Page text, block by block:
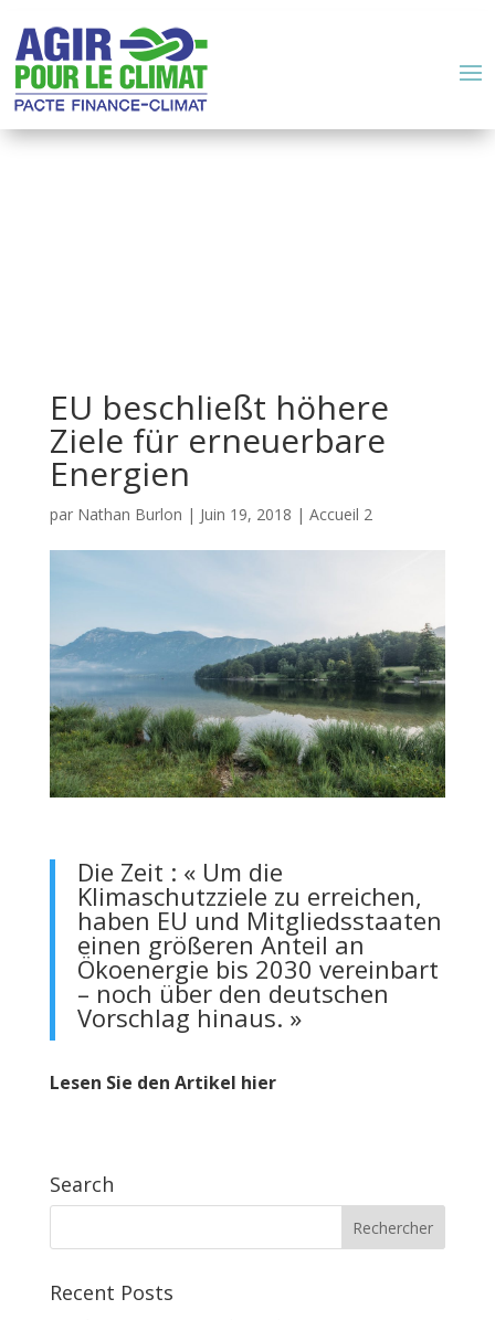
EU beschließt höhere
Ziele für erneuerbare
Energien
par Nathan Burlon | Juin 19, 2018 | Accueil 2
Die Zeit : « Um die
Klimaschutzziele zu erreichen,
haben EU und Mitgliedsstaaten
einen größeren Anteil an
Ökoenergie bis 2030 vereinbart
– noch über den deutschen
Vorschlag hinaus. »
Lesen Sie den Artikel hier
Search
Recent Posts